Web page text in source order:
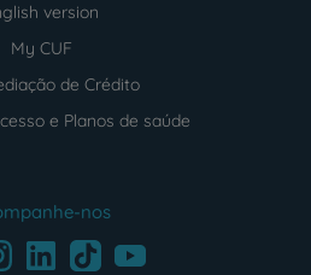
version
My CUF
de Crédito
e Planos de saúde
nos
LinkedInTikTokYoutube